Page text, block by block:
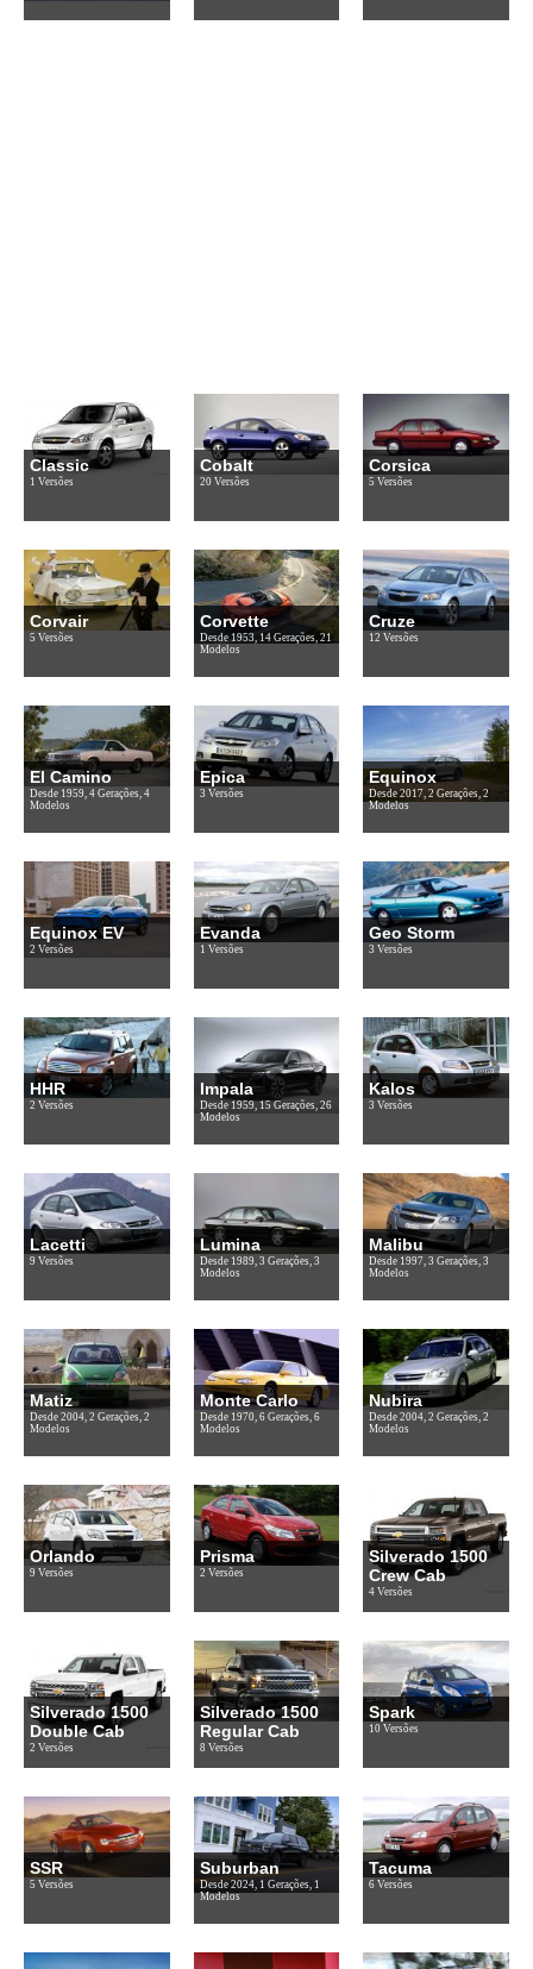
Classic
1 Versões
Cobalt
20 Versões
Corsica
5 Versões
Corvair
5 Versões
Corvette
Desde 1953, 14 Gerações, 21
Modelos
Cruze
12 Versões
El Camino
Desde 1959, 4 Gerações, 4
Modelos
Epica
3 Versões
Equinox
Desde 2017, 2 Gerações, 2
Modelos
Equinox EV
2 Versões
Evanda
1 Versões
Geo Storm
3 Versões
HHR
2 Versões
Impala
Desde 1959, 15 Gerações, 26
Modelos
Kalos
3 Versões
Lacetti
9 Versões
Lumina
Desde 1989, 3 Gerações, 3
Modelos
Malibu
Desde 1997, 3 Gerações, 3
Modelos
Matiz
Desde 2004, 2 Gerações, 2
Modelos
Monte Carlo
Desde 1970, 6 Gerações, 6
Modelos
Nubira
Desde 2004, 2 Gerações, 2
Modelos
Orlando
9 Versões
Prisma
2 Versões
Silverado 1500
Crew Cab
4 Versões
Silverado 1500
Double Cab
2 Versões
Silverado 1500
Regular Cab
8 Versões
Spark
10 Versões
SSR
5 Versões
Suburban
Desde 2024, 1 Gerações, 1
Modelos
Tacuma
6 Versões